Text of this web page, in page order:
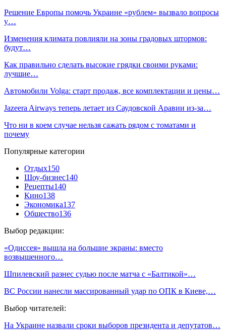
Решение Европы помочь Украине «рублем» вызвало вопросы
у…
Изменения климата повлияли на зоны градовых штормов:
будут…
Как правильно сделать высокие грядки своими руками:
лучшие…
Автомобили Volga: старт продаж, все комплектации и цены…
Jazeera Airways теперь летает из Саудовской Аравии из-за…
Что ни в коем случае нельзя сажать рядом с томатами и
почему
Популярные категории
Отдых150
Шоу-бизнес140
Рецепты140
Кино138
Экономика137
Общество136
Выбор редакции:
«Одиссея» вышла на большие экраны: вместо
возвышенного…
Шпилевский разнес судью после матча с «Балтикой»…
ВС России нанесли массированный удар по ОПК в Киеве,…
Выбор читателей:
На Украине назвали сроки выборов президента и депутатов…